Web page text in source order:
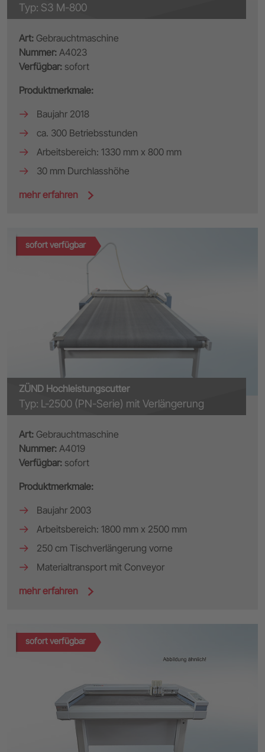
Typ: S3 M-800
Art: Gebrauchtmaschine
Nummer: A4023
Verfügbar: sofort
Produktmerkmale:
Baujahr 2018
ca. 300 Betriebsstunden
Arbeitsbereich: 1330 mm x 800 mm
30 mm Durchlasshöhe
mehr erfahren
sofort verfügbar
ZÜND Hochleistungscutter
Typ: L-2500 (PN-Serie) mit Verlängerung
Art: Gebrauchtmaschine
Nummer: A4019
Verfügbar: sofort
Produktmerkmale:
Baujahr 2003
Arbeitsbereich: 1800 mm x 2500 mm
250 cm Tischverlängerung vorne
Materialtransport mit Conveyor
mehr erfahren
sofort verfügbar